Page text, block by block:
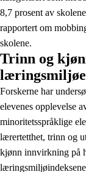
8,7 prosent av
rapportert om
skolene.
Trinn og
Forskerne har
elevenes opplevelse
minoritetsspråklige
lærertetthet, trinn og
kjønn innvirkning på